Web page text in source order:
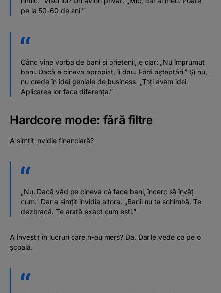
pe la 50-60 de ani.”
Când vine vorba de bani și prietenii, e clar: „Nu împrumut
bani. Dacă e cineva apropiat, îi dau. Fără așteptări.” Și nu,
nu crede în idei geniale de business. „Toți avem idei.
Aplicarea lor face diferența.”
Hardcore mode: fără filtre
A simțit invidie financiară?
„Nu. Dacă văd pe cineva că face bani, încerc să învăț
cum.” Dar a simțit invidia altora. „Banii nu te schimbă. Te
dezbracă. Te arată exact cum ești.”
A investit în lucruri care n-au mers? Da. Dar le vede ca pe o
școală.